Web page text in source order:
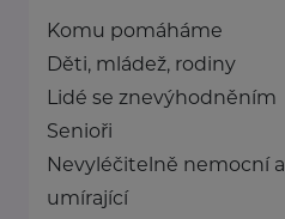
Komu pomáháme
Děti, mládež, rodiny
Lidé se znevýhodněním
Senioři
Nevyléčitelně nemocní a
umírající